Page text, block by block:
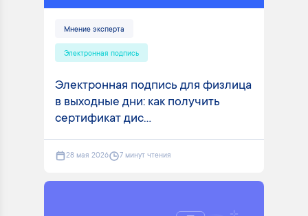
Мнение эксперта
Электронная подпись
Электронная подпись для физлица
в выходные дни: как получить
сертификат дис...
28 мая 2026 7 минут чтения